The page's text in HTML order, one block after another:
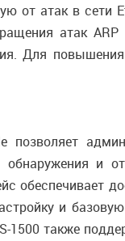
от атак в сети
атак
Для повышения
позволяет
обнаружения и
обеспечивает
и
1500 также